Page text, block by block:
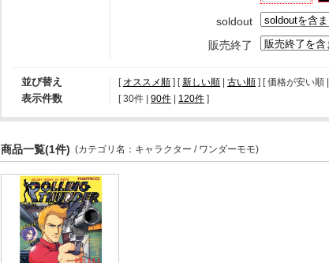
soldout
販売終了
並び替え [ オススメ順 ] [新しい順 | 古い順 ] [ 価格が安い順 |
表示件数 [ 30件 | 90件 | 120件 ]
商品一覧(1件) (カテゴリ名：キャラクター / ワンダーモモ)